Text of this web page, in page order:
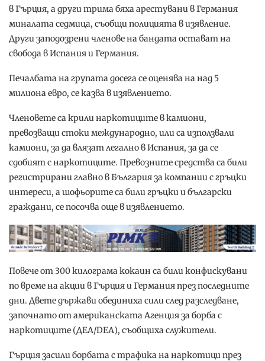
в Гърция, а други трима бяха арестувани в Германия
миналата седмица, съобщи полицията в изявление.
Други заподозрени членове на бандата остават на
свобода в Испания и Германия.
Печалбата на групата досега се оценява на над 5
милиона евро, се казва в изявлението.
Членовете са крили наркотиците в камиони,
превозващи стоки международно, или са използвали
камиони, за да влязат легално в Испания, за да се
сдобият с наркотиците. Превозните средства са били
регистрирани главно в България за компании с гръцки
интереси, а шофьорите са били гръцки и български
граждани, се посочва още в изявлението.
Повече от 300 килограма кокаин са били конфискувани
по време на акции в Гърция и Германия през последните
дни. Двете държави обединиха сили след разследване,
започнато от американската Агенция за борба с
наркотиците (ДЕА/DEA), съобщиха служители.
Гърция засили борбата с трафика на наркотици през